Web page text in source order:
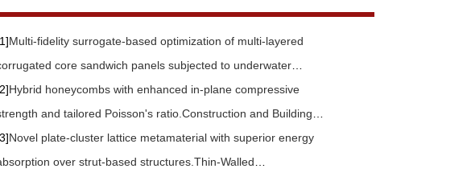
Multi-fidelity surrogate-based optimization of multi-layered
core sandwich panels subjected to underwater
Walled Structures,2026,231
Hybrid honeycombs with enhanced in-plane compressive
and tailored Poisson's ratio.Construction and Building
Novel plate-cluster lattice metamaterial with superior energy
over strut-based structures.Thin-Walled